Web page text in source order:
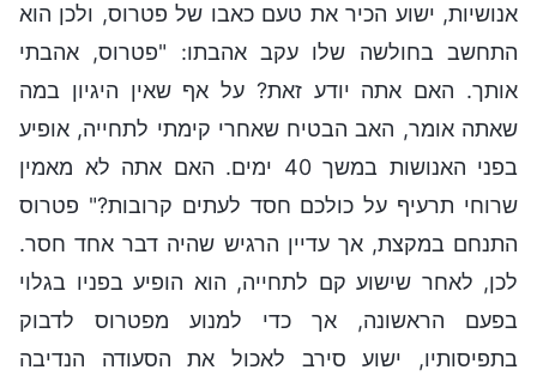
אנושיות, ישוע הכיר את טעם כאבו של פטרוס, ולכן הוא
התחשב בחולשה שלו עקב אהבתו: "פטרוס, אהבתי
אותך. האם אתה יודע זאת? על אף שאין היגיון במה
שאתה אומר, האב הבטיח שאחרי קימתי לתחייה, אופיע
בפני האנושות במשך 40 ימים. האם אתה לא מאמין
שרוחי תרעיף על כולכם חסד לעתים קרובות?" פטרוס
התנחם במקצת, אך עדיין הרגיש שהיה דבר אחד חסר.
לכן, לאחר שישוע קם לתחייה, הוא הופיע בפניו בגלוי
בפעם הראשונה, אך כדי למנוע מפטרוס לדבוק
בתפיסותיו, ישוע סירב לאכול את הסעודה הנדיבה